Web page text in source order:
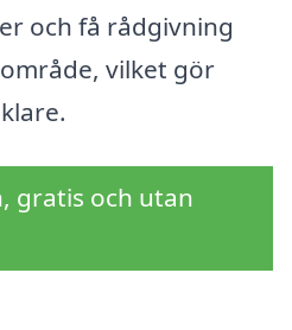
och få rådgivning
vilket gör
gratis och utan